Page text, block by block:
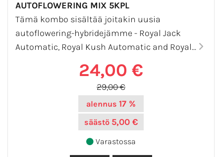
AUTOFLOWERING MIX 5KPL
Tämä kombo sisältää joitakin uusia
autoflowering-hybridejämme - Royal Jack
Automatic, Royal Kush Automatic and Royal...
24,00 €
29,00 €
alennus 17 %
säästö 5,00 €
Varastossa